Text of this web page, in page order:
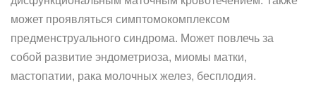
может проявляться симптомокомплексом
предменструального синдрома. Может повлечь за
собой развитие эндометриоза, миомы матки,
мастопатии, рака молочных желез, бесплодия.